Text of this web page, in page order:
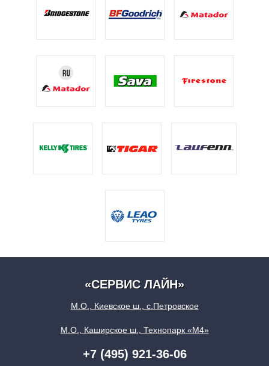
«СЕРВИС ЛАЙН»
М.О., Киевское ш., с.Петровское
М.О., Каширское ш., Технопарк «М4»
+7 (495) 921-36-06